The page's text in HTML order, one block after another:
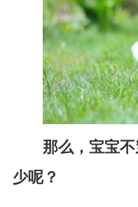
那么，宝宝
少呢？